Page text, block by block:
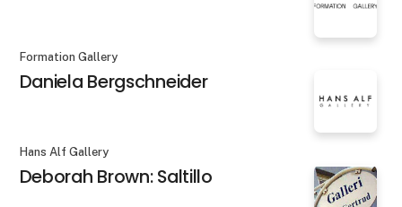
Formation Gallery
Daniela Bergschneider
Hans Alf Gallery
Deborah Brown: Saltillo